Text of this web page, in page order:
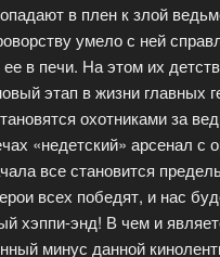
в плен к злой
умело с ней
в печи. На этом их
этап в жизни главных
охотниками за
«недетский» арсенал с
все становится
всех победят, и нас
хэппи-энд! В чем и
минус данной